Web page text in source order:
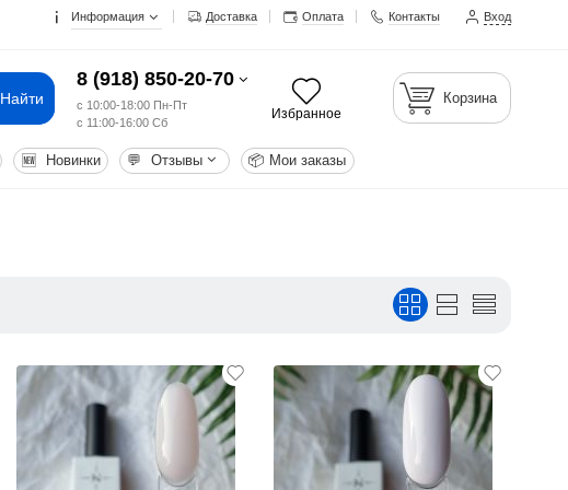
Информация Доставка Оплата Контакты Вход
Найти
8 (918) 850-20-70
с 10:00-18:00 Пн-Пт
с 11:00-16:00 Сб
Избранное
Корзина
🆕 Новинки 💬 Отзывы 📦 Мои заказы